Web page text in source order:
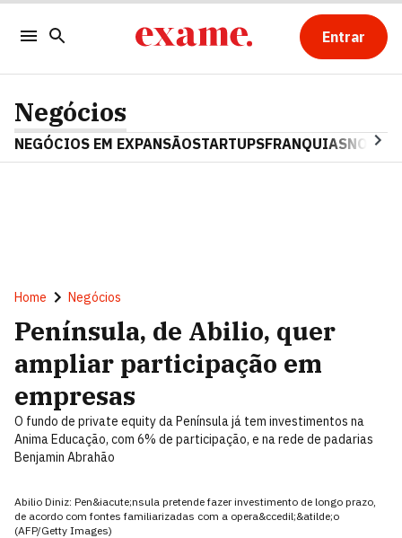
Entrar
Negócios
NEGÓCIOS EM EXPANSÃOSTARTUPSFRANQUIAS
Home Negócios
Península, de Abilio, quer
ampliar participação em
empresas
O fundo de private equity da Península já tem investimentos na
Anima Educação, com 6% de participação, e na rede de padarias
Benjamin Abrahão
Abilio Diniz: Pen&iacute;nsula pretende fazer investimento de longo prazo,
de acordo com fontes familiarizadas com a opera&ccedil;&atilde;o
(AFP/Getty Images)